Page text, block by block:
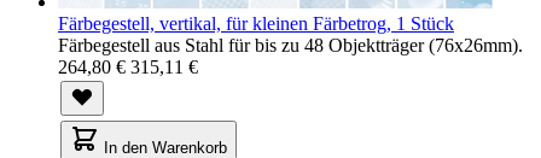
Färbegestell, vertikal, für kleinen Färbetrog, 1 Stück
Färbegestell aus Stahl für bis zu 48 Objektträger (76x26mm).
264,80 € 315,11 €
In den Warenkorb